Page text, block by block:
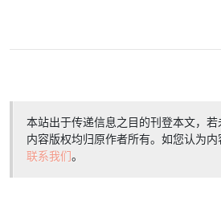
本站出于传递信息之目的刊登本文，若
内容版权均归原作者所有。如您认为
联系我们。